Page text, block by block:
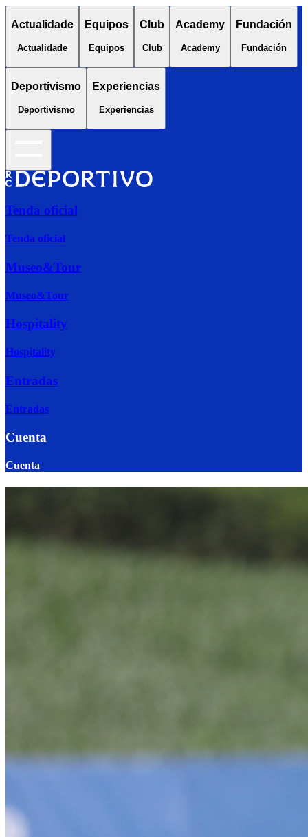
Actualidade
Actualidade
Equipos
Equipos
Club
Club
Academy
Academy
Fundación
Fundación
Deportivismo
Deportivismo
Experiencias
Experiencias
Tenda oficial
Tenda oficial
Museo&Tour
Museo&Tour
Hospitality
Hospitality
Entradas
Entradas
Cuenta
Cuenta